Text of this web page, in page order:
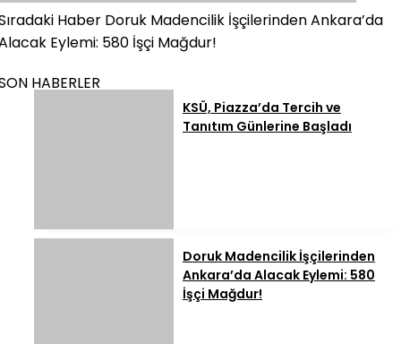
Haber Doruk Madencilik İşçilerinden Ankara’da
Eylemi: 580 İşçi Mağdur!
HABERLER
KSÜ, Piazza’da Tercih ve
Tanıtım Günlerine Başladı
Doruk Madencilik İşçilerinden
Ankara’da Alacak Eylemi: 580
İşçi Mağdur!